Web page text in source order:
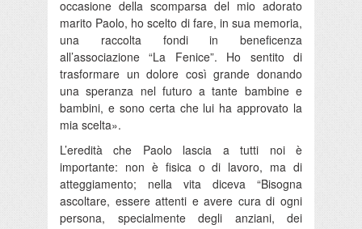
occasione della scomparsa del mio adorato
marito Paolo, ho scelto di fare, in sua memoria,
una raccolta fondi in beneficenza
all’associazione “La Fenice”. Ho sentito di
trasformare un dolore così grande donando
una speranza nel futuro a tante bambine e
bambini, e sono certa che lui ha approvato la
mia scelta».
L’eredità che Paolo lascia a tutti noi è
importante: non è fisica o di lavoro, ma di
atteggiamento; nella vita diceva “Bisogna
ascoltare, essere attenti e avere cura di ogni
persona, specialmente degli anziani, dei